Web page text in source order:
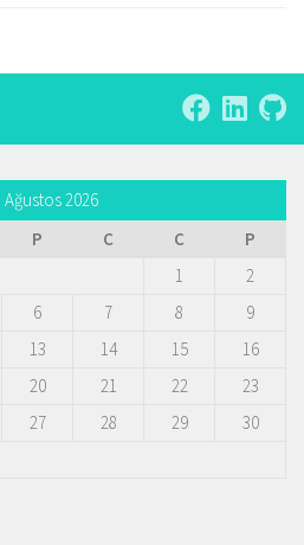
Ağustos 2026
P C C
P
1
2
6 7 8
9
13 14 15
16
20 21 22
23
27 28 29
30